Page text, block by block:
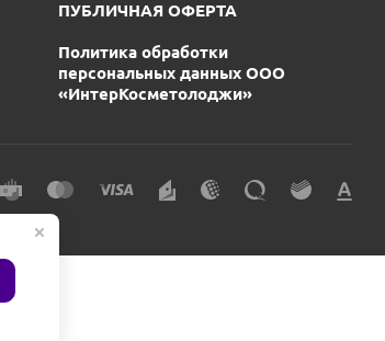
ПУБЛИЧНАЯ ОФЕРТА
Политика обработки
персональных данных ООО
«ИнтерКосметолоджи»